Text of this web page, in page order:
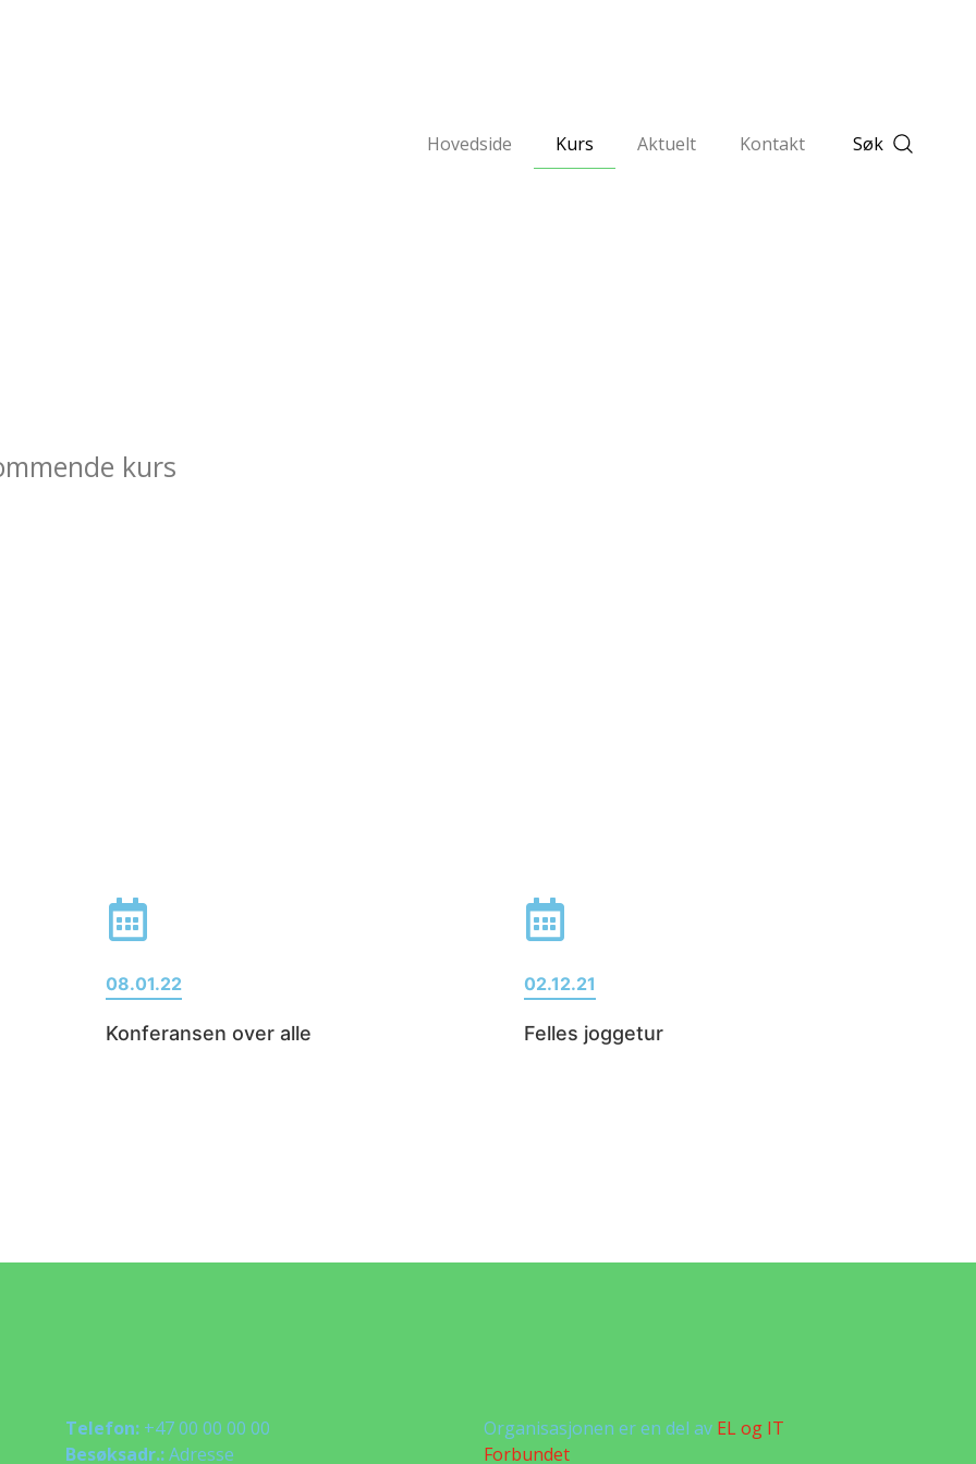
Hovedside Kurs Aktuelt Kontakt Søk
kurs
08.01.22
Konferansen over alle
02.12.21
Felles joggetur
Telefon: +47 00 00 00 00
Besøksadr.:Adresse
Organisasjonen er en del av EL og IT
Forbundet